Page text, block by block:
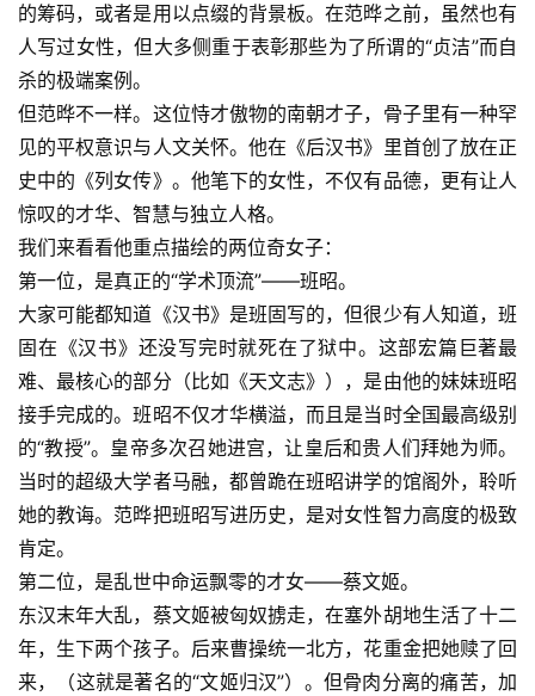
的筹码，或者是用以点缀的背景板。在范晔之前，虽然也有
人写过女性，但大多侧重于表彰那些为了所谓的“贞洁”而自
杀的极端案例。
但范晔不一样。这位恃才傲物的南朝才子，骨子里有一种罕
见的平权意识与人文关怀。他在《后汉书》里首创了放在正
史中的 《列女传》 。他笔下的女性，不仅有品德，更有让人
惊叹的才华、智慧与独立人格。
我们来看看他重点描绘的两位奇女子：
第一位，是真正的“学术顶流”——班昭。
大家可能都知道《汉书》是班固写的，但很少有人知道，班
固在《汉书》还没写完时就死在了狱中。这部宏篇巨著最
难、最核心的部分（比如《天文志》），是由他的妹妹班昭
接手完成的。班昭不仅才华横溢，而且是当时全国最高级别
的“教授”。皇帝多次召她进宫，让皇后和贵人们拜她为师。
当时的超级大学者马融，都曾跪在班昭讲学的馆阁外，聆听
她的教诲。范晔把班昭写进历史，是对女性智力高度的极致
肯定。
第二位，是乱世中命运飘零的才女——蔡文姬。
东汉末年大乱，蔡文姬被匈奴掳走，在塞外胡地生活了十二
年，生下两个孩子。后来曹操统一北方，花重金把她赎了回
来，（这就是著名的“文姬归汉”）。但骨肉分离的痛苦，加